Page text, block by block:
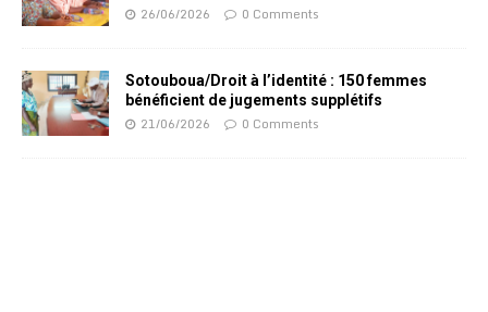
26/06/2026 0 Comments
Sotouboua/Droit à l’identité : 150 femmes
bénéficient de jugements supplétifs
21/06/2026 0 Comments